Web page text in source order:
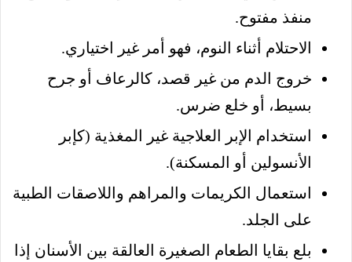
منفذ مفتوح.
الاحتلام أثناء النوم، فهو أمر غير اختياري.
خروج الدم من غير قصد، كالرعاف أو جرح
بسيط، أو خلع ضرس.
استخدام الإبر العلاجية غير المغذية (كإبر
الأنسولين أو المسكنة).
استعمال الكريمات والمراهم واللاصقات الطبية
على الجلد.
بلع بقايا الطعام الصغيرة العالقة بين الأسنان إذا